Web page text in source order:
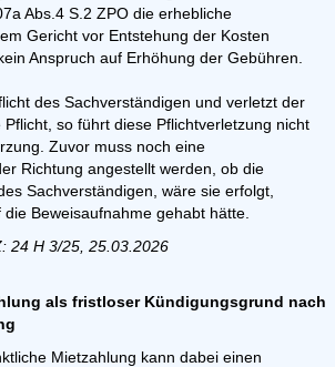
Abs.4 S.2 ZPO die erhebliche
Gericht vor Entstehung der Kosten
Anspruch auf Erhöhung der Gebühren.
des Sachverständigen und verletzt der
so führt diese Pflichtverletzung nicht
Zuvor muss noch eine
Richtung angestellt werden, ob die
Sachverständigen, wäre sie erfolgt,
Beweisaufnahme gehabt hätte.
24 H 3/25, 25.03.2026
als fristloser Kündigungsgrund nach
Mietzahlung kann dabei einen